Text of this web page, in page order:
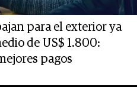
para el exterior ya
de US$ 1.800:
pagos